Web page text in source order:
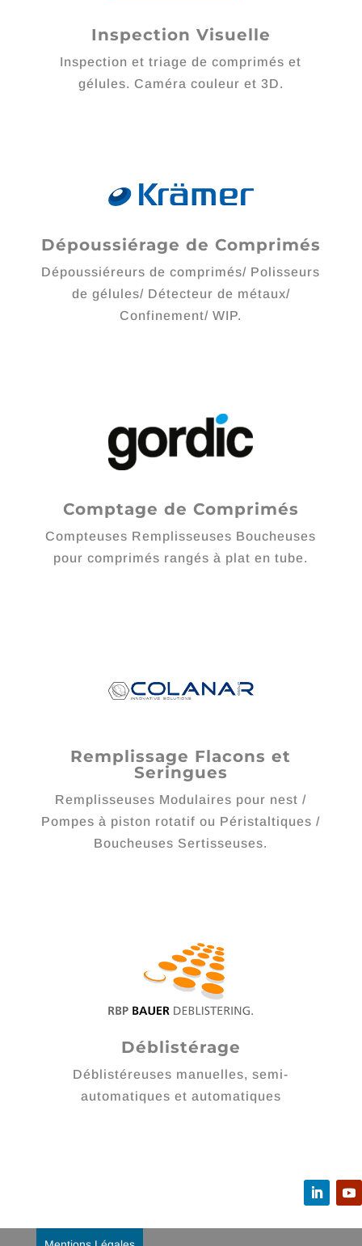
Inspection Visuelle
Inspection et triage de comprimés et
gélules. Caméra couleur et 3D.
Dépoussiérage de Comprimés
Dépoussiéreurs de comprimés/ Polisseurs
de gélules/ Détecteur de métaux/
Confinement/ WIP.
Comptage de Comprimés
Compteuses Remplisseuses Boucheuses
pour comprimés rangés à plat en tube.
Remplissage Flacons et
Seringues
Remplisseuses Modulaires pour nest /
Pompes à piston rotatif ou Péristaltiques /
Boucheuses Sertisseuses.
Déblistérage
Déblistéreuses manuelles, semi-
automatiques et automatiques